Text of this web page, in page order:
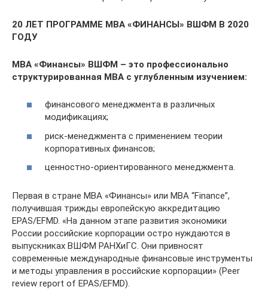
20 ЛЕТ ПРОГРАММЕ МВА «ФИНАНСЫ» ВШФМ В 2020
ГОДУ
МВА «Финансы» ВШФМ – это профессионально
структурированная МВА с углубленным изучением:
финансового менеджмента в различных
модификациях;
риск-менеджмента с применением теории
корпоративных финансов;
ценностно-ориентированного менеджмента.
Первая в стране МВА «Финансы» или МВА “Finance”,
получившая трижды европейскую аккредитацию
EPAS/EFMD. «На данном этапе развития экономики
России российские корпорации остро нуждаются в
выпускниках ВШФМ РАНХиГС. Они привносят
современные международные финансовые инструменты
и методы управления в российские корпорации» (Peer
review report of EPAS/EFMD).